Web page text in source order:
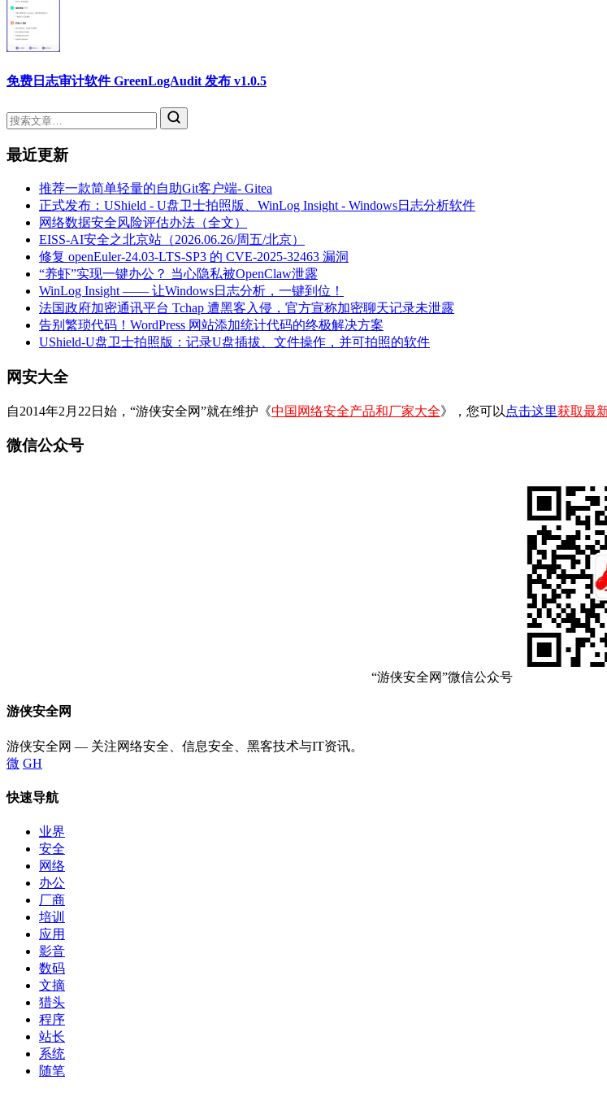
免费日志审计软件 GreenLogAudit 发布 v1.0.5
最近更新
推荐一款简单轻量的自助Git客户端- Gitea
正式发布：UShield - U盘卫士拍照版、WinLog Insight - Windows日志分析软件
网络数据安全风险评估办法（全文）
EISS-AI安全之北京站（2026.06.26/周五/北京）
修复 openEuler-24.03-LTS-SP3 的 CVE-2025-32463 漏洞
“养虾”实现一键办公？ 当心隐私被OpenClaw泄露
WinLog Insight —— 让Windows日志分析，一键到位！
法国政府加密通讯平台 Tchap 遭黑客入侵，官方宣称加密聊天记录未泄露
告别繁琐代码！WordPress 网站添加统计代码的终极解决方案
UShield-U盘卫士拍照版：记录U盘插拔、文件操作，并可拍照的软件
网安大全
自2014年2月22日始，“游侠安全网”就在维护《中国网络安全产品和厂家大全》，您可以 点击这里获取最
微信公众号
“游侠安全网”微信公众号
游侠安全网
游侠安全网 — 关注网络安全、信息安全、黑客技术与IT资讯。
微 GH
快速导航
业界
安全
网络
办公
厂商
培训
应用
影音
数码
文摘
猎头
程序
站长
系统
随笔